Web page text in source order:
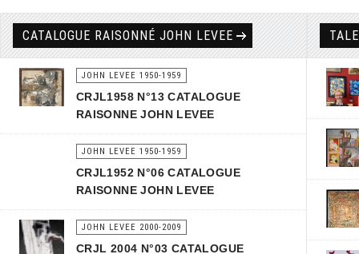
CATALOGUE RAISONNÉ JOHN LEVEE
JOHN LEVEE 1950-1959
CRJL1958 N°13 CATALOGUE
RAISONNE JOHN LEVEE
JOHN LEVEE 1950-1959
CRJL1952 N°06 CATALOGUE
RAISONNE JOHN LEVEE
JOHN LEVEE 2000-2009
CRJL 2004 N°03 CATALOGUE